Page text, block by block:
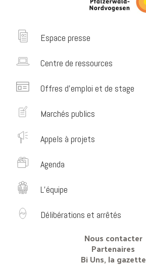
Espace presse
Centre de ressources
Offres d’emploi et de stage
Marchés publics
Appels à projets
Agenda
L’équipe
Délibérations et arrêtés
Nous contacter
Partenaires
Bi Uns, la gazette